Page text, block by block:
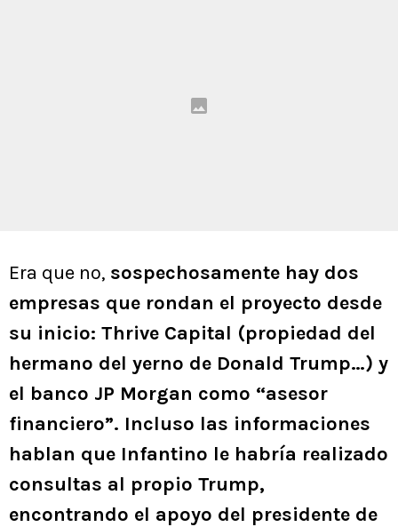
Era que no, sospechosamente hay dos
empresas que rondan el proyecto desde
su inicio: Thrive Capital (propiedad del
hermano del yerno de Donald Trump…) y
el banco JP Morgan como “asesor
financiero”. Incluso las informaciones
hablan que Infantino le habría realizado
consultas al propio Trump,
encontrando el apoyo del presidente de